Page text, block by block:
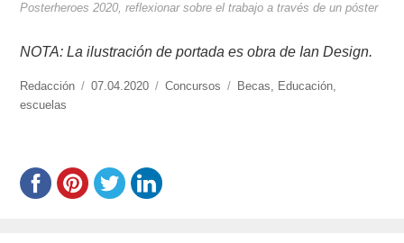
Posterheroes 2020, reflexionar sobre el trabajo a través de un póster
NOTA: La ilustración de portada es obra de Ian Design.
https://www.experimenta.es/author/redaccion/
Redacción
Publicado
07.04.2020 Categorías
Concursos Etiquetas
Becas, Educación,
escuelas